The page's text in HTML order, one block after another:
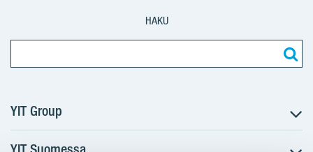
HAKU
YIT Group
Tietoa YIT:stä